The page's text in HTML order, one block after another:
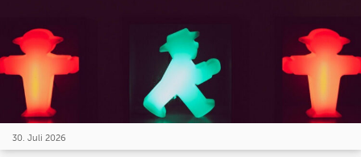
30. Juli 2026